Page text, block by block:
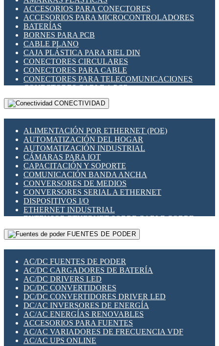
INDICADORES PARA PANEL
INTERFACES DE RELÉ
INTERRUPTORES FIN DE CARRERA
LLAVES CONMUTADORAS
MEDIDORES DE ENERGÍA Y TC'S DE CORRIENTE
MOTORES PASO A PASO
PANTALLAS HMI
PLC -CONTROLADORES LÓGICO PROGRAMABLES
PROGRAMADORES DE HORARIO
RELÉS DE PROTECCIÓN
SENSORES CAPACITIVOS
SENSORES INDUCTIVOS
TEMPORIZADORES
VARIACS
VARIADORES DE FRECUENCIA [VDF]
SECCIONADORES - INTERRUPTORES
MAQUINARIA
ACCESORIOS PARA CONECTORES
ACCESORIOS PARA MICROCONTROLADORES
BATERÍAS
BORNES PARA PCB
CABLE PLANO
CAJA PLÁSTICA PARA RIEL DIN
CONECTORES CIRCULARES
CONECTORES PARA CABLE
CONECTORES PARA TELECOMUNICACIONES
CONECTORES CABLE A PCB
CONECTORES PCB A CABLE
DIP SWITCHES
HERRAMIENTAS VARIAS
ILUMINACIÓN LED
INTERRUPTORES REED
INTERFACES DE RELÉ
OTROS RELÉS
PROTECCIÓN TÉRMICA
RELÉS AUTOMOTRICES
RELÉS DE SEÑAL
RELÉS DE ESTADO SÓLIDO SSR
RELÉS INDUSTRIALES
RELÉS MINIATURA DE POTENCIA
SENSORES MAGNÉTICOS
SWITCH Y MICROSWITCH
TARJETAS PI
UNIÓN Y DERIVACIÓN DE CABLE
CONECTIVIDAD
ALIMENTACIÓN POR ETHERNET (POE)
AUTOMATIZACIÓN DEL HOGAR
AUTOMATIZACIÓN INDUSTRIAL
CÁMARAS PARA IOT
CAPACITACIÓN Y SOPORTE
COMUNICACIÓN BANDA ANCHA
CONVERSORES DE MEDIOS
CONVERSORES SERIAL A ETHERNET
DISPOSITIVOS I/O
ETHERNET INDUSTRIAL
EXTENSOR ETHERNET SOBRE CABLE COBRE
GATEWAY LORAWAN
GESTIÓN DE REDES
PLACAS MODULARES IOT
SWITCHES Y REDES WIFI
SOLUCIONES IOT
SOLUCIONES LORAWAN
SOLUCIONES RED CELULAR
SEGURIDAD PARA REDES
SWITCHES LAN
TELEFONÍA IP (VOIP)
VIGILANCIA IP (CCTV)
MESHTASTIC
FUENTES DE PODER
AC/DC FUENTES DE PODER
AC/DC CARGADORES DE BATERÍA
AC/DC DRIVERS LED
DC/DC CONVERTIDORES
DC/DC CONVERTIDORES DRIVER LED
DC/AC INVERSORES DE ENERGÍA
AC/AC ENERGÍAS RENOVABLES
ACCESORIOS PARA FUENTES
AC/AC VARIADORES DE FRECUENCIA VDF
AC/AC UPS ONLINE